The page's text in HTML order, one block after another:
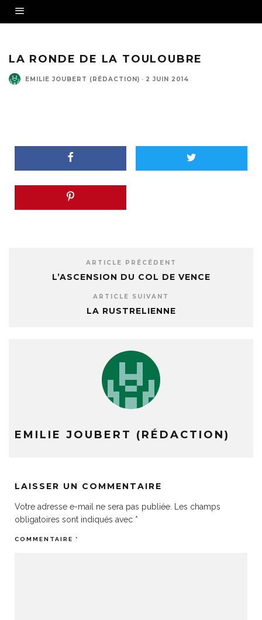
LA RONDE DE LA TOULOUBRE
EMILIE JOUBERT (RÉDACTION) · 2 JUIN 2014
ARTICLE PRÉCÉDENT
L’ASCENSION DU COL DE VENCE
ARTICLE SUIVANT
LA RUSTRELIENNE
EMILIE JOUBERT (RÉDACTION)
LAISSER UN COMMENTAIRE
Votre adresse e-mail ne sera pas publiée.
Les champs
obligatoires sont indiqués avec *
COMMENTAIRE *